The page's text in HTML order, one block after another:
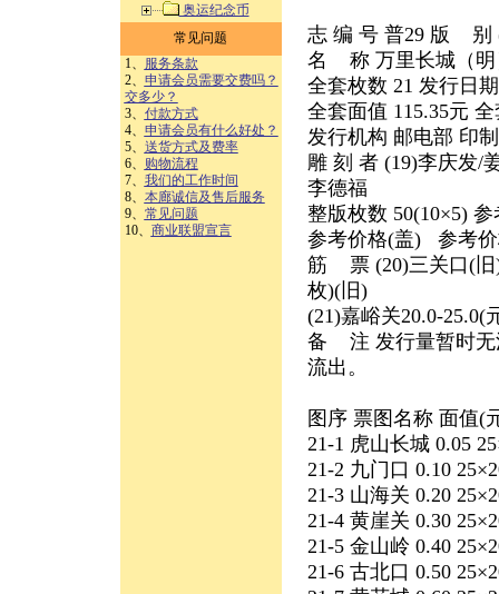
奥运纪念币
常见问题
1、
服务条款
2、 申请会员需要交费吗？
交多少？
3、 付款方式
4、 申请会员有什么好处？
5、 送货方式及费率
6、
购物流程
7、 我们的工作时间
8、 本廊诚信及售后服务
9、 常见问题
10、 商业联盟宣言
志 编 号 普29 版 别
名 称 万里长城（
全套枚数 21 发行日
全套面值 115.35元
发行机构 邮电部 印
雕 刻 者 (19)李庆发/
李德福
整版枚数 50(10×5)
参考价格(盖) 参考价
筋 票 (20)三关口(旧)
枚)(旧)
(21)嘉峪关20.0-25.0(
备 注 发行量暂时无
流出。
图序 票图名称 面值(
21-1 虎山长城 0.05
21-2 九门口 0.10
21-3 山海关 0.20
21-4 黄崖关 0.30
21-5 金山岭 0.40
21-6 古北口 0.50